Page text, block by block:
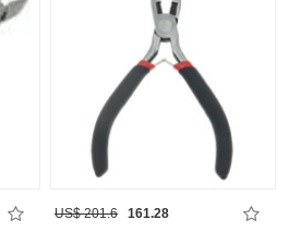
US$ 201.6 161.28